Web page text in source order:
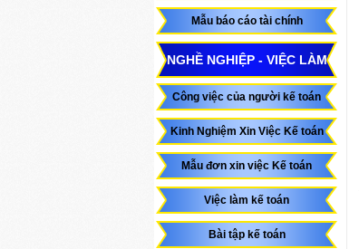
Mẫu báo cáo tài chính
NGHỀ NGHIỆP - VIỆC LÀM
Công việc của người kế toán
Kinh Nghiệm Xin Việc Kế toán
Mẫu đơn xin việc Kế toán
Việc làm kế toán
Bài tập kế toán